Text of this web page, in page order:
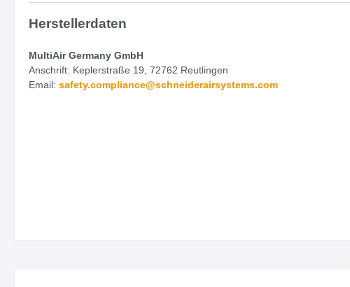
Herstellerdaten
MultiAir Germany GmbH
Anschrift: Keplerstraße 19, 72762 Reutlingen
Email: safety.compliance@schneiderairsystems.com